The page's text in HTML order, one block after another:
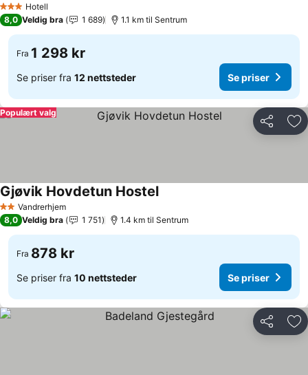
3 StjernerHotell
8,0 Veldig bra 1 689 1.1 km til Sentrum
Fra 1 298 kr
Se priser fra 12 nettsteder Se priser
Del
Populært valg
2 StjernerVandrerhjem
Gjøvik Hovdetun Hostel
8,0 Veldig bra 1 751 1.4 km til Sentrum
Fra 878 kr
Se priser fra 10 nettsteder Se priser
Del